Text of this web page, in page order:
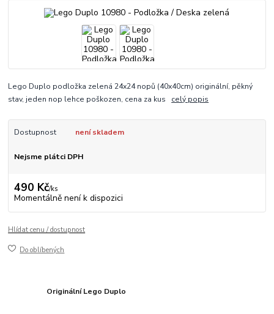
Lego Duplo podložka zelená 24x24 nopů (40x40cm) originální, pěkný
stav, jeden nop lehce poškozen, cena za kus celý popis
Dostupnost není skladem
Nejsme plátci DPH
490 Kč/ks
Momentálně není k dispozici
Hlídat cenu / dostupnost
Do oblíbených
Originální Lego Duplo